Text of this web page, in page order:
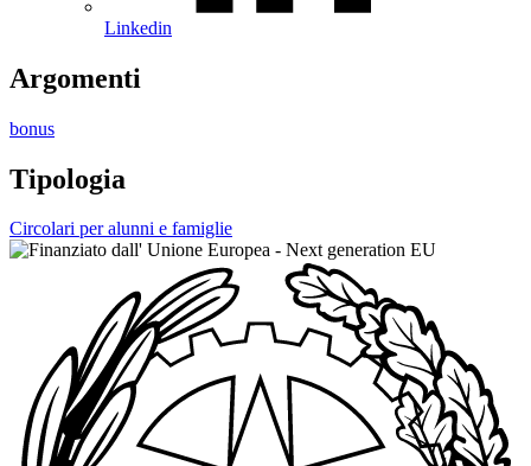
Linkedin
Argomenti
bonus
Tipologia
Circolari per alunni e famiglie